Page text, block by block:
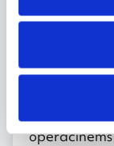
Šios
„Spotify“
keliautojų
FLIO